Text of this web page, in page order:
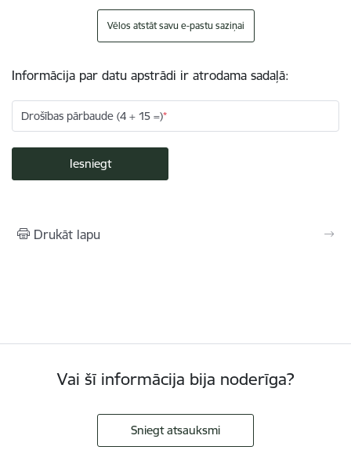
Vēlos atstāt savu e-pastu saziņai
Informācija par datu apstrādi ir atrodama sadaļā:
Drošības pārbaude (4 + 15 =)
Drukāt lapu
Vai šī informācija bija noderīga?
Sniegt atsauksmi